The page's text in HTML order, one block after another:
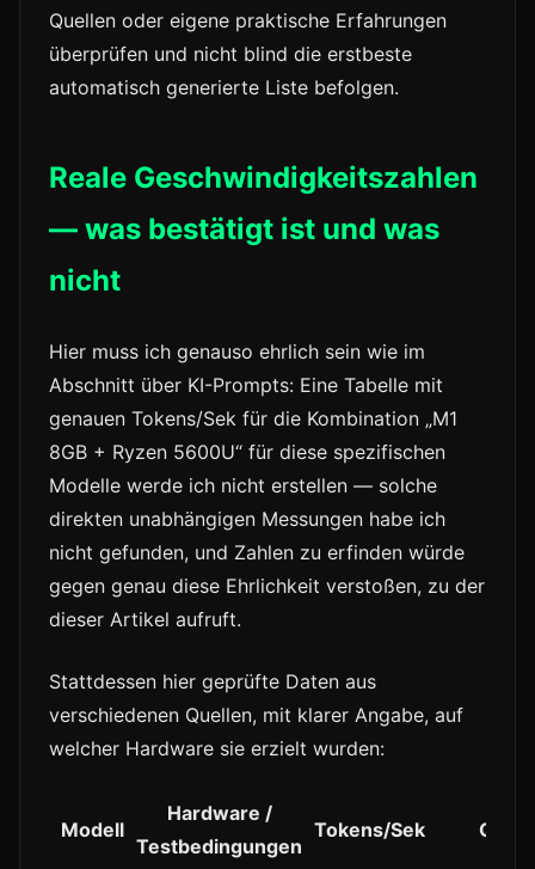
Quellen oder eigene praktische Erfahrungen
überprüfen und nicht blind die erstbeste
automatisch generierte Liste befolgen.
Reale Geschwindigkeitszahlen
— was bestätigt ist und was
nicht
Hier muss ich genauso ehrlich sein wie im
Abschnitt über KI-Prompts: Eine Tabelle mit
genauen Tokens/Sek für die Kombination „M1
8GB + Ryzen 5600U“ für diese spezifischen
Modelle werde ich nicht erstellen — solche
direkten unabhängigen Messungen habe ich
nicht gefunden, und Zahlen zu erfinden würde
gegen genau diese Ehrlichkeit verstoßen, zu der
dieser Artikel aufruft.
Stattdessen hier geprüfte Daten aus
verschiedenen Quellen, mit klarer Angabe, auf
welcher Hardware sie erzielt wurden:
Modell
Hardware /
Testbedingungen
Tokens/Sek